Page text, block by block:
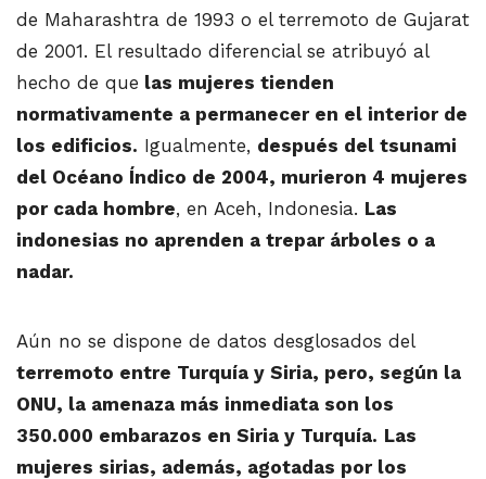
de Maharashtra de 1993 o el terremoto de Gujarat
de 2001. El resultado diferencial se atribuyó al
hecho de que las mujeres tienden
normativamente a permanecer en el interior de
los edificios. Igualmente, después del tsunami
del Océano Índico de 2004, murieron 4 mujeres
por cada hombre, en Aceh, Indonesia. Las
indonesias no aprenden a trepar árboles o a
nadar.
Aún no se dispone de datos desglosados del
terremoto entre Turquía y Siria, pero, según la
ONU, la amenaza más inmediata son los
350.000 embarazos en Siria y Turquía. Las
mujeres sirias, además, agotadas por los